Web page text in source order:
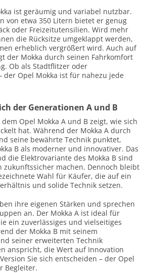
ist geräumig und variabel nutzbar.
von etwa 350 Litern bietet er genug
oder Freizeitutensilien. Wird mehr
die Rücksitze umgeklappt werden,
erheblich vergrößert wird. Auch auf
der Mokka durch seinen Fahrkomfort
Ob als Stadtflitzer oder
der Opel Mokka ist für nahezu jede
der Generationen A und B
Opel Mokka A und B zeigt, wie sich
hat. Während der Mokka A durch
seine bewährte Technik punktet,
B als moderner und innovativer. Das
die Elektrovariante des Mokka B sind
zukunftssicher machen. Dennoch bleibt
Wahl für Käufer, die auf ein
und solide Technik setzen.
ihre eigenen Stärken und sprechen
an. Der Mokka A ist ideal für
ein zuverlässiges und vielseitiges
der Mokka B mit seinem
seiner erweiterten Technik
anspricht, die Wert auf Innovation
Sie sich entscheiden – der Opel
Begleiter.